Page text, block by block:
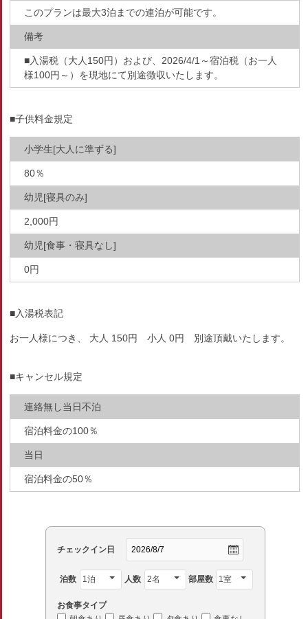
このプランは最大3泊までの連泊が可能です。
備考
■入湯税（大人150円）および、2026/4/1～宿泊税（お一人
様100円～）を現地にて別途徴収いたします。
■子供料金規定
小学生[大人に準ずる]
80％
幼児[寝具のみ]
2,000円
幼児[食事・寝具なし]
0円
■入湯税表記
お一人様につき、 大人 150円 小人 0円 別途頂戴いたします。
■キャンセル規定
連絡無し当日不泊
宿泊料金の100％
当日
宿泊料金の50％
チェックイン日
泊数 人数 部屋数
お食事タイプ